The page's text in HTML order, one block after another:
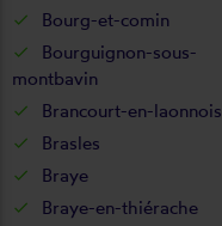
Bourg-et-comin
Bourguignon-sous-
montbavin
Brancourt-en-laonnois
Brasles
Braye
Braye-en-thiérache